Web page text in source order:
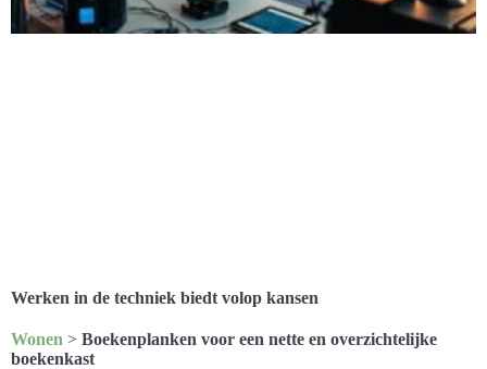
Werken in de techniek biedt volop kansen
Wonen > Boekenplanken voor een nette en overzichtelijke
boekenkast